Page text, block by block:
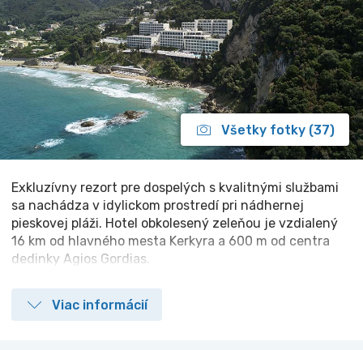
Všetky fotky (37)
Exkluzívny rezort pre dospelých s kvalitnými službami
sa nachádza v idylickom prostredí pri nádhernej
pieskovej pláži. Hotel obkolesený zeleňou je vzdialený
16 km od hlavného mesta Kerkyra a 600 m od centra
dedinky Agios Gordias.
Viac informácií